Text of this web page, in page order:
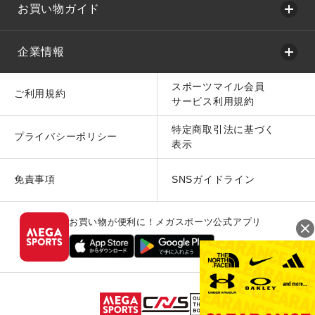
お買い物ガイド
企業情報
ご利用規約
スポーツマイル会員
サービス利用規約
プライバシーポリシー
特定商取引法に基づく
表示
免責事項 SNSガイドライン
お買い物が便利に！メガスポーツ公式アプリ